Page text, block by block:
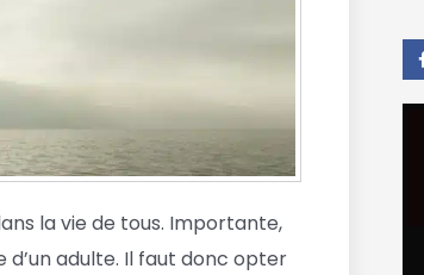
la vie de tous. Importante,
adulte. Il faut donc opter